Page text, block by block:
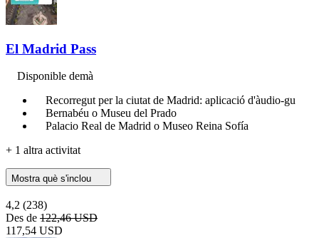
El Madrid Pass
Disponible demà
Recorregut per la ciutat de Madrid: aplicació d'àudio-gu
Bernabéu o Museu del Prado
Palacio Real de Madrid o Museo Reina Sofía
+ 1 altra activitat
Mostra què s'inclou
4,2 (238)
Des de 122,46 USD
117,54 USD